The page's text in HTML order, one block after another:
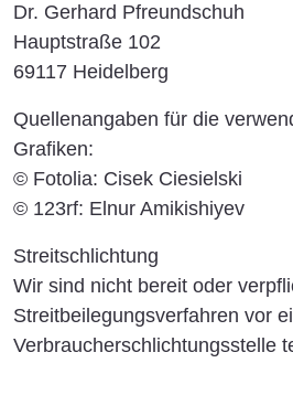
Dr. Gerhard Pfreundschuh
Hauptstraße 102
69117 Heidelberg
Quellenangaben für die
Grafiken:
© Fotolia: Cisek Ciesielski
© 123rf: Elnur Amikishiyev
Streitschlichtung
Wir sind nicht bereit oder
Streitbeilegungsverfahren vor
Verbraucherschlichtungsstelle